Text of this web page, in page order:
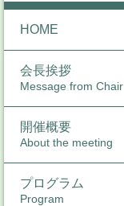
HOME
会長挨拶
Message from Chair
開催概要
About the meeting
プログラム
Program